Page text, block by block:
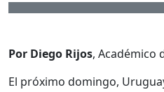
Por Diego Rijos, Académico
El próximo domingo,